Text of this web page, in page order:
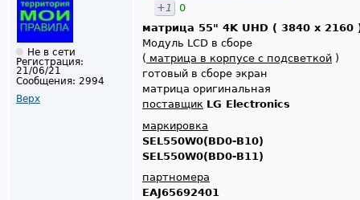
Не в сети
Регистрация:
21/06/21
Сообщения: 2994
Верх
+1
0
матрица 55" 4K UHD ( 3840 x 2160
Модуль LCD в сборе
( матрица в корпусе с подсветкой )
готовый в сборе экран
матрица оригинальная
поставщик LG Electronics
маркировка
SEL550W0(BD0-B10)
SEL550W0(BD0-B11)
партномера
EAJ65692401